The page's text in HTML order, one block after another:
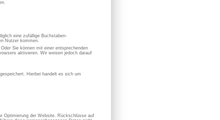
eine zufällige Buchstaben-
Nutzer kommen.
Sie können mit einer entsprechenden
aktivieren. Wir weisen jedoch darauf
Hierbei handelt es sich um
Optimierung der Website. Rückschlüsse auf